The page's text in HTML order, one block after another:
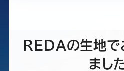
ダ
ダ
REDAの生地で
まし